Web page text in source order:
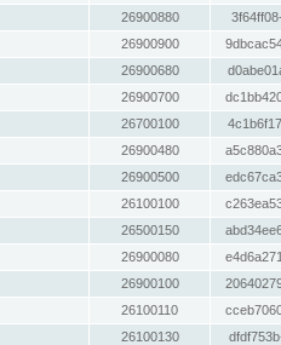
26900880
26900900
26900680
26900700
26700100
26900480
26900500
26100100
26500150
26900080
26900100
26100110
26100130